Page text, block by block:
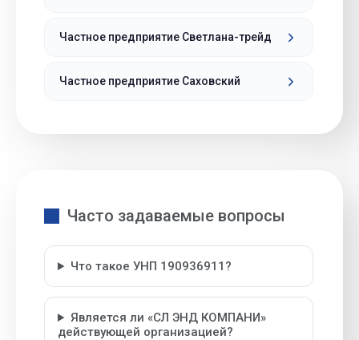
Частное предприятие Светлана-трейд
Частное предприятие Саховский
Часто задаваемые вопросы
Что такое УНП 190936911?
Является ли «СЛ ЭНД КОМПАНИ»
действующей организацией?